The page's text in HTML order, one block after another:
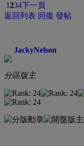
1234下一頁
返回列表 回復 發帖
JackyNelson
分區版主